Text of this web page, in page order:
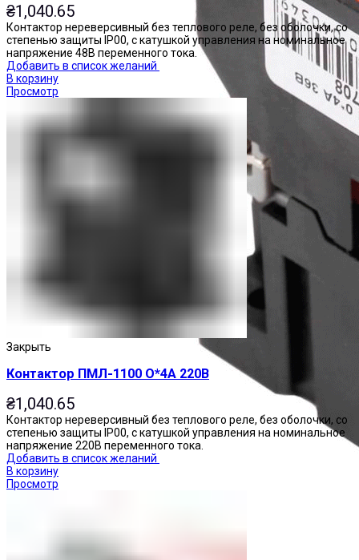
₴1,040.65
Контактор нереверсивный без теплового реле, без оболочки, со
степенью защиты IP00, с катушкой управления на номинальное
напряжение 48В переменного тока.
Добавить в список желаний
В корзину
Просмотр
Закрыть
Контактор ПМЛ-1100 О*4А 220В
₴1,040.65
Контактор нереверсивный без теплового реле, без оболочки, со
степенью защиты IP00, с катушкой управления на номинальное
напряжение 220В переменного тока.
Добавить в список желаний
В корзину
Просмотр